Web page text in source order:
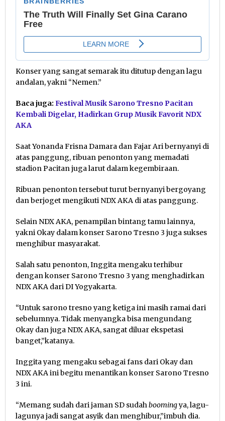
Konser yang sangat semarak itu ditutup dengan lagu
andalan, yakni “Nemen.”
Baca juga: Festival Musik Sarono Tresno Pacitan
Kembali Digelar, Hadirkan Grup Musik Favorit NDX
AKA
Saat Yonanda Frisna Damara dan Fajar Ari bernyanyi di
atas panggung, ribuan penonton yang memadati
stadion Pacitan juga larut dalam kegembiraan.
Ribuan penonton tersebut turut bernyanyi bergoyang
dan berjoget mengikuti NDX AKA di atas panggung.
Selain NDX AKA, penampilan bintang tamu lainnya,
yakni Okay dalam konser Sarono Tresno 3 juga sukses
menghibur masyarakat.
Salah satu penonton, Inggita mengaku terhibur
dengan konser Sarono Tresno 3 yang menghadirkan
NDX AKA dari DI Yogyakarta.
“Untuk sarono tresno yang ketiga ini masih ramai dari
sebelumnya. Tidak menyangka bisa mengundang
Okay dan juga NDX AKA, sangat diluar ekspetasi
banget,”katanya.
Inggita yang mengaku sebagai fans dari Okay dan
NDX AKA ini begitu menantikan konser Sarono Tresno
3 ini.
“Memang sudah dari jaman SD sudahboomingya, lagu-
lagunya jadi sangat asyik dan menghibur,”imbuh dia.